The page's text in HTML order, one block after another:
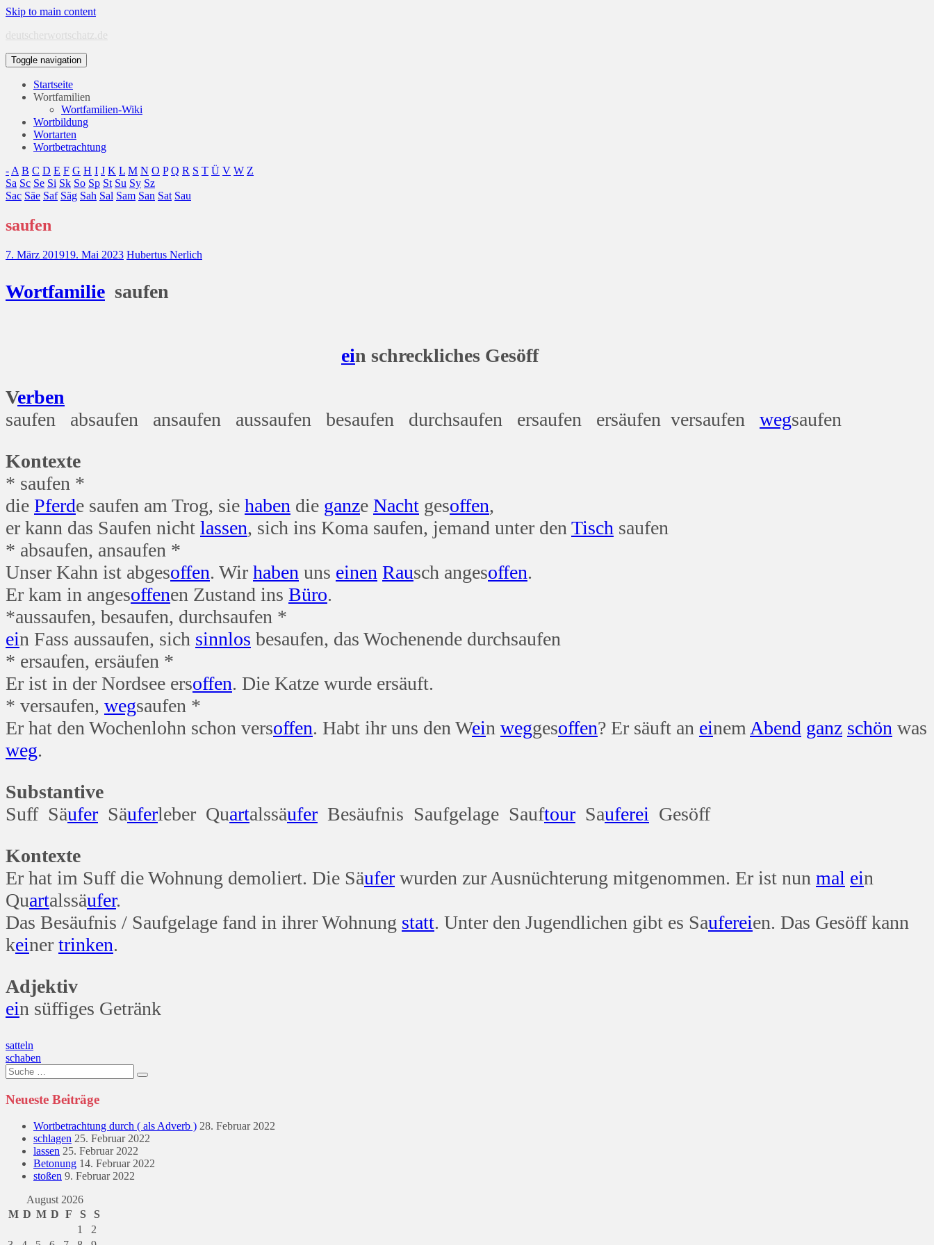
Skip to main content
deutscherwortschatz.de
Toggle navigation
Startseite
Wortfamilien
Wortfamilien-Wiki
Wortbildung
Wortarten
Wortbetrachtung
- A B C D E F G H I J K L M N O P Q R S T Ü V W Z
Sa Sc Se Si Sk So Sp St Su Sy Sz
Sac Säe Saf Säg Sah Sal Sam San Sat Sau
saufen
7. März 201919. Mai 2023 Hubertus Nerlich
Wortfamilie saufen
ein schreckliches Gesöff
Verben
saufen absaufen ansaufen aussaufen besaufen durchsaufen ersaufen ersäufen versaufen wegsaufen
Kontexte
* saufen *
die Pferde saufen am Trog, sie haben die ganze Nacht gesoffen,
er kann das Saufen nicht lassen, sich ins Koma saufen, jemand unter den Tisch saufen
* absaufen, ansaufen *
Unser Kahn ist abgesoffen. Wir haben uns einen Rausch angesoffen.
Er kam in angesoffenen Zustand ins Büro.
*aussaufen, besaufen, durchsaufen *
ein Fass aussaufen, sich sinnlos besaufen, das Wochenende durchsaufen
* ersaufen, ersäufen *
Er ist in der Nordsee ersoffen. Die Katze wurde ersäuft.
* versaufen, wegsaufen *
Er hat den Wochenlohn schon versoffen. Habt ihr uns den Wein weggesoffen? Er säuft an einem Abend ganz schön was
weg.
Substantive
Suff Säufer Säuferleber Quartalssäufer Besäufnis Saufgelage Sauftour Sauferei Gesöff
Kontexte
Er hat im Suff die Wohnung demoliert. Die Säufer wurden zur Ausnüchterung mitgenommen. Er ist nun mal ein
Quartalssäufer.
Das Besäufnis / Saufgelage fand in ihrer Wohnung statt. Unter den Jugendlichen gibt es Saufereien. Das Gesöff kann
keiner trinken.
Adjektiv
ein süffiges Getränk
Beitragsnavigation
satteln
schaben
Suche
nach:
Neueste Beiträge
Wortbetrachtung durch ( als Adverb ) 28. Februar 2022
schlagen 25. Februar 2022
lassen 25. Februar 2022
Betonung 14. Februar 2022
stoßen 9. Februar 2022
August 2026
M D M D F S
S
1
2